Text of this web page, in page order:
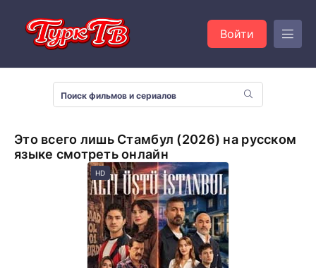
Войти
Это всего лишь Стамбул (2026) на русском
языке смотреть онлайн
HD